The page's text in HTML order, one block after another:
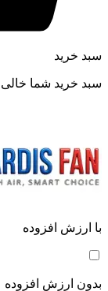
سبد خرید
سبد خرید شما
با ارزش افزوده
بدون ارزش افزوده